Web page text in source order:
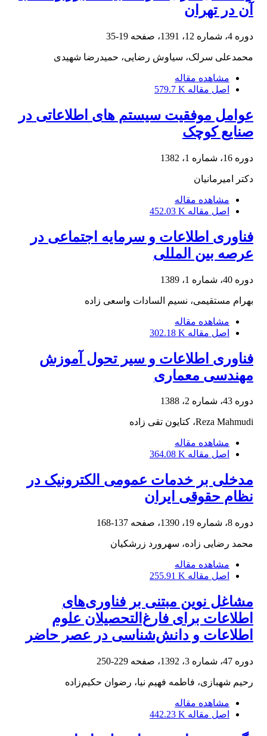
آن در تهران
دوره 4، شماره 12، 1391، صفحه 19-35
محمدعلی سرلک، سیاوش رضایی، حمیدرضا شهیدی
مشاهده مقاله
اصل مقاله 579.7 K
عوامل موفقیت سیستم های اطلاعاتی در
صنایع کوچک
دوره 16، شماره 1، 1382
دکتر امیرمانیان
مشاهده مقاله
اصل مقاله 452.03 K
فناوری اطلاعات و سرمایه اجتماعی در
عرصه بین المللی
دوره 40، شماره 1، 1389
بهرام مستقیمی، نسیم السادات واسعی زاده
مشاهده مقاله
اصل مقاله 302.18 K
فناوری اطلاعات و سیر تحول آموزش
مهندسی معماری
دوره 43، شماره 2، 1388
Reza Mahmudi، کتایون تقی زاده
مشاهده مقاله
اصل مقاله 364.08 K
مدخلی بر خدمات عمومی الکترونیک در
نظام حقوقی ایران
دوره 8، شماره 19، 1390، صفحه 137-168
محمد رضایی زاده، سهرورد زرشکیان
مشاهده مقاله
اصل مقاله 255.91 K
مشاغل نوین مبتنی بر فناوری‌های
اطلاعات برای فارغ‌التحصیلان علوم
اطلاعات و دانش‌شناسی در عصر حاضر
دوره 47، شماره 3، 1392، صفحه 229-250
رحیم شهبازی، فاطمه فهیم نیا، رضوان حکیم‌زاده
مشاهده مقاله
اصل مقاله 442.23 K